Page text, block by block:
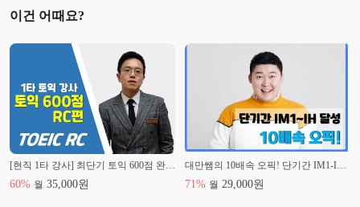
삼성물산 상사부문 인사지원실 근무
영어학원 강사 경력 13년 (토익 스피킹, 오픽, 영어 회화, 영문법, 토
DTRO (지하철 공사) 중급 영어 회화 전담
KOTRA 주관 각종 기업 외국인 바이어 통역 다수
시사SLS어학원 영어 회화 토스 오픽 전담
ELA 어학원 중급 회화, 토익스피킹 전담
YBM어학원 토익스피킹 전담
LG 그룹 임직원 대상 토익스피킹 강의
2022 K-Move 토익스피킹 출강 수업
대학교 토익스피킹 출강 수업
삼성전자 임직원 대상 오픽 강의
이건 어때요?
60% 월 35,000원 71% 월 29,000원